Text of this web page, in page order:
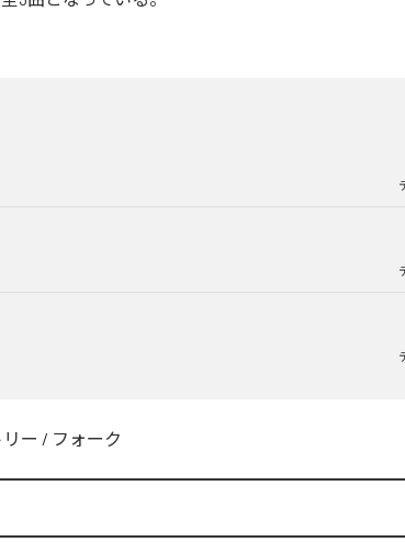
ー / フォーク